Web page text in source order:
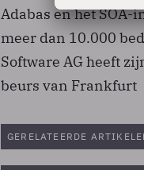
Adabas en het
meer dan 10.000
Software AG heeft
beurs van Frankfurt
GERELATEERDE